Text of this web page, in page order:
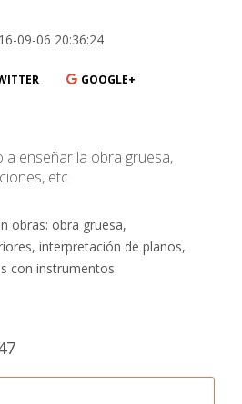
09-06 20:36:24
GOOGLE+
a enseñar la obra gruesa,
etc
obras: obra gruesa,
interpretación de planos,
con instrumentos.